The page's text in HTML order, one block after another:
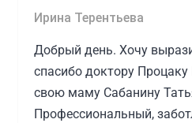
Ирина Терентьева
Добрый день. Хочу
спасибо доктору Процаку
свою маму Сабанину
Профессиональный,